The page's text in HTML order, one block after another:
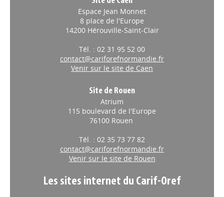
Espace Jean Monnet
8 place de l'Europe
14200 Hérouville-Saint-Clair
Tél. : 02 31 95 52 00
contact@cariforefnormandie.fr
Venir sur le site de Caen
Site de Rouen
Atrium
115 boulevard de l'Europe
76100 Rouen
Tél. : 02 35 73 77 82
contact@cariforefnormandie.fr
Venir sur le site de Rouen
Les sites internet du Carif-Oref